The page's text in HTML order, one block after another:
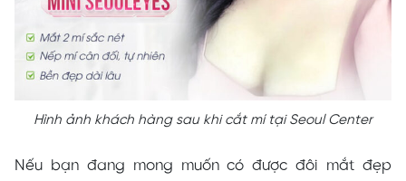
Hình ảnh khách hàng sau khi cắt mí tại Seoul Center
Nếu bạn đang mong muốn có được đôi mắt đẹp